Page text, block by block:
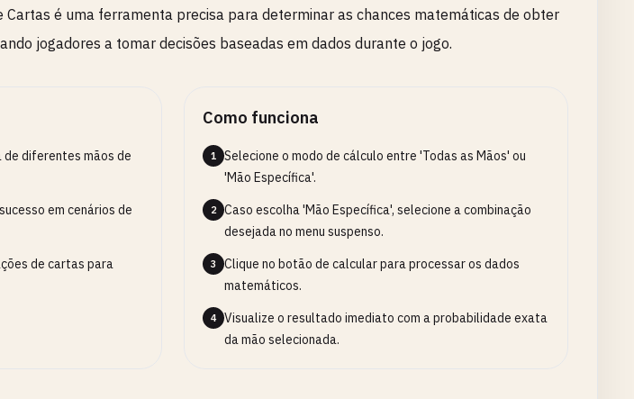
Cartas é uma ferramenta precisa para determinar as chances matemáticas de obter
jogadores a tomar decisões baseadas em dados durante o jogo.
diferentes mãos de
em cenários de
de cartas para
Como funciona
1
Selecione o modo de cálculo entre 'Todas as Mãos' ou
'Mão Específica'.
2
Caso escolha 'Mão Específica', selecione a combinação
desejada no menu suspenso.
3
Clique no botão de calcular para processar os dados
matemáticos.
4
Visualize o resultado imediato com a probabilidade exata
da mão selecionada.